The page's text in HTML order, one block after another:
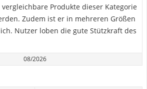
Produkte dieser Kategorie
Zudem ist er in mehreren Größen
Nutzer loben die gute Stützkraft des
08/2026